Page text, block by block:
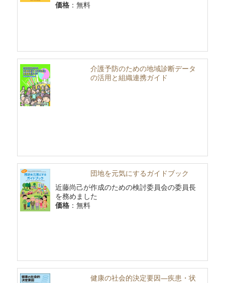
価格 ：無料
介護予防のための地域診断データ
の活用と組織連携ガイド
団地を元気にするガイドブック
近藤尚己が作成のための検討委員会の委員長
を務めました
価格 ：無料
健康の社会的決定要因―疾患・状